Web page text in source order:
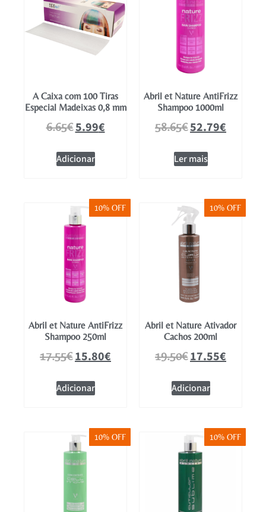
A Caixa com 100 Tiras
Especial Madeixas 0,8 mm
6.65€5.99€
Adicionar
Abril et Nature AntiFrizz
Shampoo 1000ml
58.65€52.79€
Ler mais
10% OFF
Abril et Nature AntiFrizz
Shampoo 250ml
17.55€15.80€
Adicionar
10% OFF
Abril et Nature Ativador
Cachos 200ml
19.50€17.55€
Adicionar
10% OFF 10% OFF